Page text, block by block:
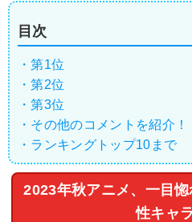
目次
・第1位
・第2位
・第3位
・その他のコメントを紹介！
・ランキングトップ10まで
2023年秋アニメ、一目
性キャ